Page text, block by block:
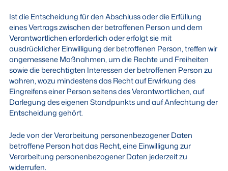
Ist die Entscheidung für den Abschluss oder die Erfüllung
eines Vertrags zwischen der betroffenen Person und dem
Verantwortlichen erforderlich oder erfolgt sie mit
ausdrücklicher Einwilligung der betroffenen Person, treffen wir
angemessene Maßnahmen, um die Rechte und Freiheiten
sowie die berechtigten Interessen der betroffenen Person zu
wahren, wozu mindestens das Recht auf Erwirkung des
Eingreifens einer Person seitens des Verantwortlichen, auf
Darlegung des eigenen Standpunkts und auf Anfechtung der
Entscheidung gehört.
Jede von der Verarbeitung personenbezogener Daten
betroffene Person hat das Recht, eine Einwilligung zur
Verarbeitung personenbezogener Daten jederzeit zu
widerrufen.